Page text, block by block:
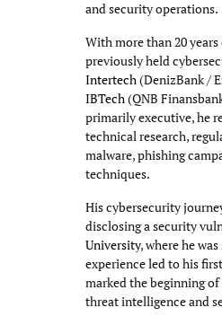
and security operations.
With more than 20
previously held
Intertech(DenizBank /
IBTech(QNB
primarily executive, he
technical research,
malware, phishing
techniques.
His cybersecurity
disclosing a security
University, where he
experience led to his
marked the beginning
threat intelligence and